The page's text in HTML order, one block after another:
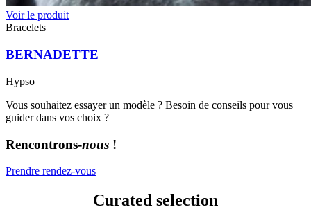
Voir le produit
Bracelets
BERNADETTE
Hypso
Vous souhaitez essayer un modèle ? Besoin de conseils pour vous
guider dans vos choix ?
Rencontrons-nous !
Prendre rendez-vous
Curated selection